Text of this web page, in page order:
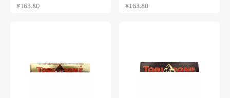
¥163.80
¥163.80